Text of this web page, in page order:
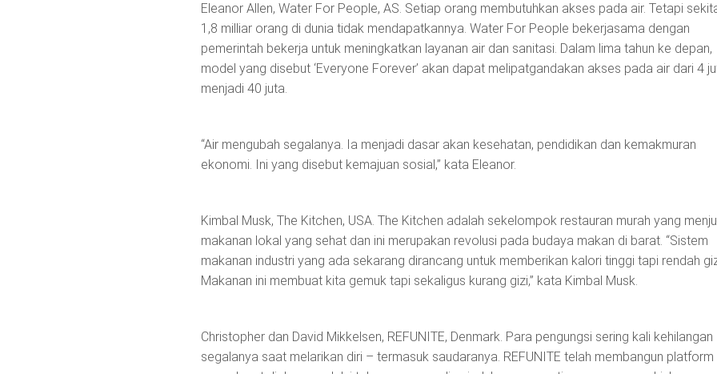
Eleanor Allen, Water For People, AS. Setiap orang membutuhkan akses pada air. Tetapi
1,8 milliar orang di dunia tidak mendapatkannya. Water For People bekerjasama dengan
pemerintah bekerja untuk meningkatkan layanan air dan sanitasi. Dalam lima tahun ke depan,
model yang disebut ‘Everyone Forever’ akan dapat melipatgandakan akses pada air dari 4
menjadi 40 juta.
“Air mengubah segalanya. Ia menjadi dasar akan kesehatan, pendidikan dan kemakmuran
ekonomi. Ini yang disebut kemajuan sosial,” kata Eleanor.
Kimbal Musk, The Kitchen, USA. The Kitchen adalah sekelompok restauran murah yang
makanan lokal yang sehat dan ini merupakan revolusi pada budaya makan di barat. “Sistem
makanan industri yang ada sekarang dirancang untuk memberikan kalori tinggi tapi rendah
Makanan ini membuat kita gemuk tapi sekaligus kurang gizi,” kata Kimbal Musk.
Christopher dan David Mikkelsen, REFUNITE, Denmark. Para pengungsi sering kali kehilangan
segalanya saat melarikan diri – termasuk saudaranya. REFUNITE telah membangun platform